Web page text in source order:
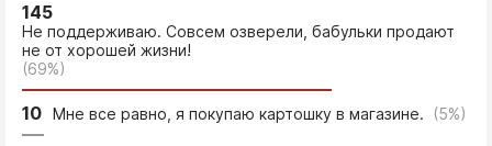
145
Не поддерживаю. Совсем озверели, бабульки продают
не от хорошей жизни!
(69%)
10 Мне все равно, я покупаю картошку в магазине. (5%)